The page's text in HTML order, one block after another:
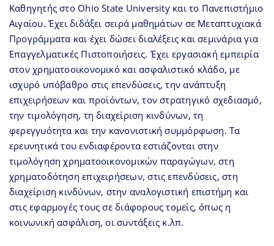
Καθηγητής στο Ohio State University και το Πανεπιστήμιο
Αιγαίου. Έχει διδάξει σειρά μαθημάτων σε Μεταπτυχιακά
Προγράμματα και έχει δώσει διαλέξεις και σεμινάρια για
Επαγγελματικές Πιστοποιήσεις. Έχει εργασιακή εμπειρία
στον χρηματοοικονομικό και ασφαλιστικό κλάδο, με
ισχυρό υπόβαθρο στις επενδύσεις, την ανάπτυξη
επιχειρήσεων και προϊόντων, τον στρατηγικό σχεδιασμό,
την τιμολόγηση, τη διαχείριση κινδύνων, τη
φερεγγυότητα και την κανονιστική συμμόρφωση. Τα
ερευνητικά του ενδιαφέροντα εστιάζονται στην
τιμολόγηση χρηματοοικονομικών παραγώγων, στη
χρηματοδότηση επιχειρήσεων, στις επενδύσεις, στη
διαχείριση κινδύνων, στην αναλογιστική επιστήμη και
στις εφαρμογές τους σε διάφορους τομείς, όπως η
κοινωνική ασφάλιση, οι συντάξεις κ.λπ.